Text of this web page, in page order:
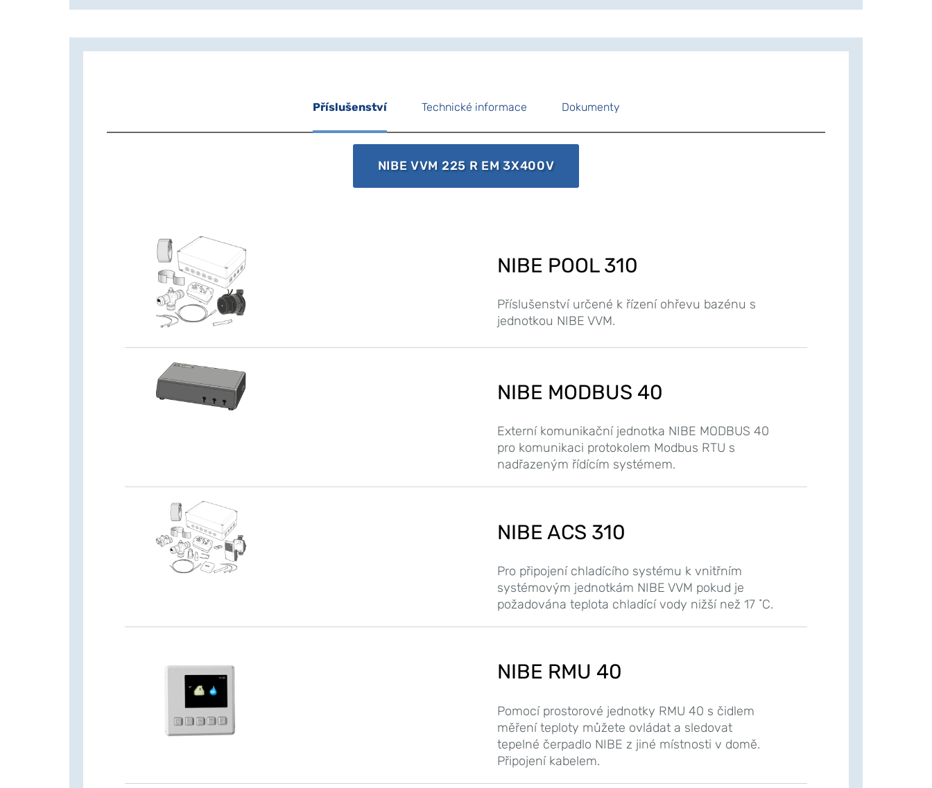
Příslušenství Technické informace Dokumenty
NIBE VVM 225 R EM 3X400V
NIBE POOL 310
Příslušenství určené k řízení ohřevu bazénu s
jednotkou NIBE VVM.
NIBE MODBUS 40
Externí komunikační jednotka NIBE MODBUS 40
pro komunikaci protokolem Modbus RTU s
nadřazeným řídícím systémem.
NIBE ACS 310
Pro připojení chladícího systému k vnitřním
systémovým jednotkám NIBE VVM pokud je
požadována teplota chladící vody nižší než 17 ˚C.
NIBE RMU 40
Pomocí prostorové jednotky RMU 40 s čidlem
měření teploty můžete ovládat a sledovat
tepelné čerpadlo NIBE z jiné místnosti v domě.
Připojení kabelem.